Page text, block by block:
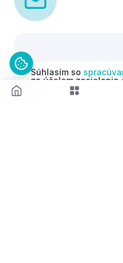
Súhlasím so
za účelom zasielania
(newsletterov) v
Nariadenia GDPR.